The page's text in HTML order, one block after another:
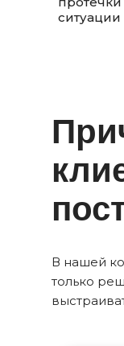
ситуации
В нашей
только